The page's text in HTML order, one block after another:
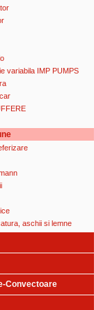
variabila IMP PUMPS
aschii si lemne
Convectoare